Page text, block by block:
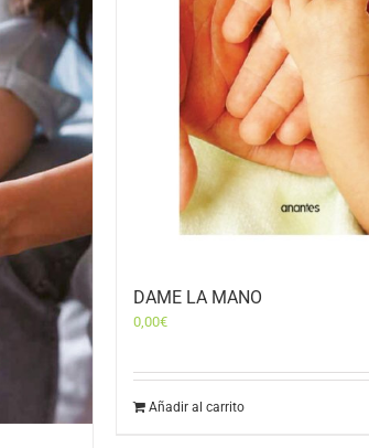
DAME LA MANO
0,00€
Añadir al carrito